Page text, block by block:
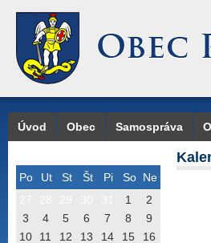
Úvod Obec Samospráva
Po Ut St Št Pi So Ne
1
2
3
4 5 6 7 8
9
10
11 12 13 14 15
16